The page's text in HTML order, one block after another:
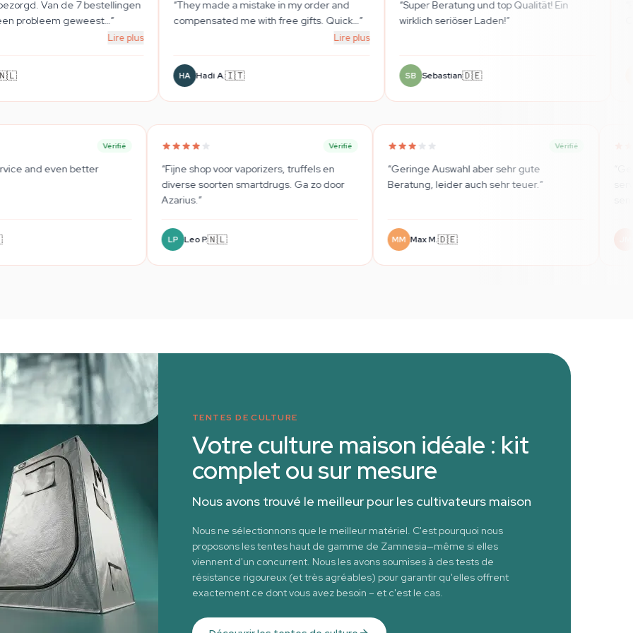
”
“They made a mistake in my order and
compensated me with free gifts. Quick…”
“Super Beratung und top Qualität! Ein
wirklich seriöser Laden!
“Extremely friendly and
“Very good service and even better
“Fijne shop voor vaporizers, truffels en
diverse soorten smartdrugs. Ga zo door
“Geringe Auswahl aber sehr
Beratung, leider auch sehr
TENTES DE CULTURE
Votre culture maison idéale : kit
complet ou sur mesure
Nous avons trouvé le meilleur pour les cultivateurs maison
Nous ne sélectionnons que le meilleur matériel. C'est pourquoi nous
proposons les tentes haut de gamme de Zamnesia—même si elles
viennent d'un concurrent. Nous les avons soumises à des tests de
résistance rigoureux (et très agréables) pour garantir qu'elles offrent
exactement ce dont vous avez besoin – et c'est le cas.